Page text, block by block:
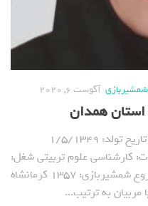
آگوست 6, 2020
همدان
نام: گلاره نام فامیل: زرنگار تاریخ تولد: 1/5/1349
علوم تربیتی شغل:
مربی شمشیربازی تاریخ و محل شروع شمشیربازی: 1357 کرمانشاه
به ترتیب...